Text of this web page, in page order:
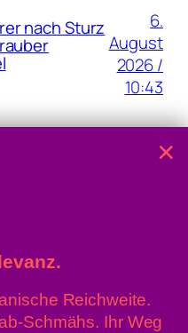
nach Sturz
6.
August
2026 /
10:43
5. August
NewsEinsenden
×
Reichweite.
Schmähs. Ihr Weg